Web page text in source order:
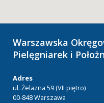
Warszawska
Pielęgniarek i
Adres
ul. Żelazna 59 (VII piętro)
00-848 Warszawa